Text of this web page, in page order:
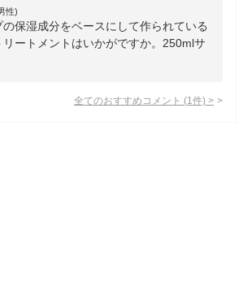
性)
保湿成分をベースにして作られている
ートメントはいかがですか。250mlサ
全てのおすすめコメント (1 件) >